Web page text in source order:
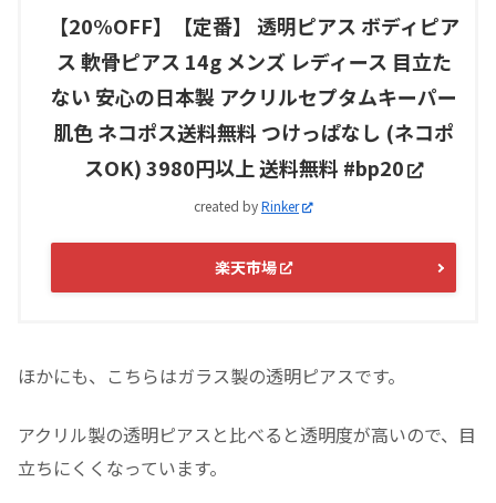
【20%OFF】【定番】 透明ピアス ボディピア
ス 軟骨ピアス 14g メンズ レディース 目立た
ない 安心の日本製 アクリルセプタムキーパー
肌色 ネコポス送料無料 つけっぱなし (ネコポ
スOK) 3980円以上 送料無料 #bp20
created byRinker
楽天市場
ほかにも、こちらはガラス製の透明ピアスです。
アクリル製の透明ピアスと比べると透明度が高いので、目
立ちにくくなっています。